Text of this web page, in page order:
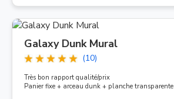
Galaxy Dunk Mural
(10)
Très bon rapport qualité/prix
Panier fixe + arceau dunk + planche transparente